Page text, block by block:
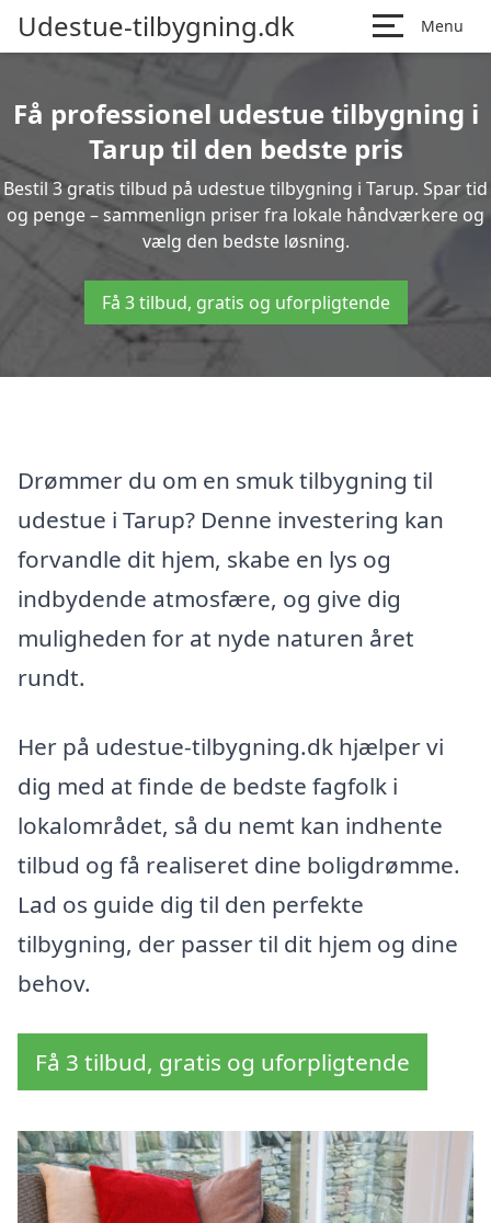
Udestue-tilbygning.dk Menu
Få professionel udestue tilbygning i
Tarup til den bedste pris
Bestil 3 gratis tilbud på udestue tilbygning i Tarup. Spar tid
og penge – sammenlign priser fra lokale håndværkere og
vælg den bedste løsning.
Få 3 tilbud, gratis og uforpligtende
Drømmer du om en smuk tilbygning til
udestue i Tarup? Denne investering kan
forvandle dit hjem, skabe en lys og
indbydende atmosfære, og give dig
muligheden for at nyde naturen året
rundt.
Her på udestue-tilbygning.dk hjælper vi
dig med at finde de bedste fagfolk i
lokalområdet, så du nemt kan indhente
tilbud og få realiseret dine boligdrømme.
Lad os guide dig til den perfekte
tilbygning, der passer til dit hjem og dine
behov.
Få 3 tilbud, gratis og uforpligtende